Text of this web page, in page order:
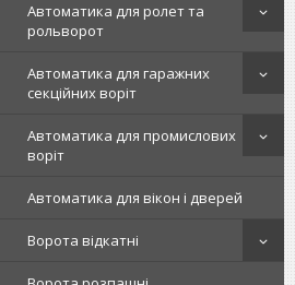
Автоматика для ролет та
рольворот
Автоматика для гаражних
секційних воріт
Автоматика для промислових
воріт
Автоматика для вікон і дверей
Ворота відкатні